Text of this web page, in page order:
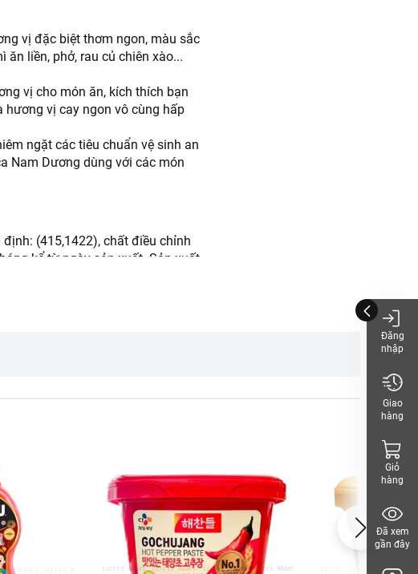
vị đặc biệt thơm ngon, màu sắc
liền, phở, rau củ chiên xào...
vị cho món ăn, kích thích bạn
vị cay ngon vô cùng hấp
ngặt các tiêu chuẩn vệ sinh an
Nam Dương dùng với các món
(415,1422), chất điều chỉnh
kể từ ngày sản xuất. Sản xuất
Quý khách, vui lòng xem
Đăng
nhập
Giao
hàng
Giỏ
hàng
Đã xem
gần đây